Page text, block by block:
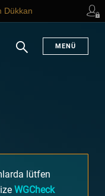
Dükkan
MENÜ
lütfen
WGCheck